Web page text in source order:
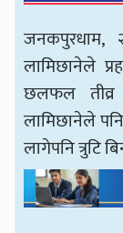
जनकपुरधाम,
लामिछानेले
छलफल तीव्र
लामिछानेले
लागेपनि त्रुटि